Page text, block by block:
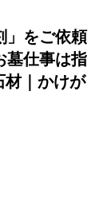
」をご依頼
墓仕事は指
材｜かけが